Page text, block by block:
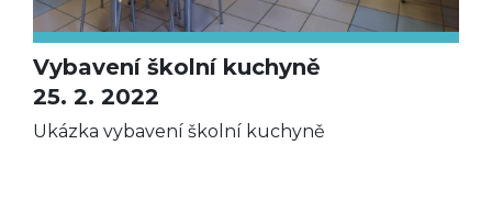
Vybavení školní kuchyně
25. 2. 2022
Ukázka vybavení školní kuchyně